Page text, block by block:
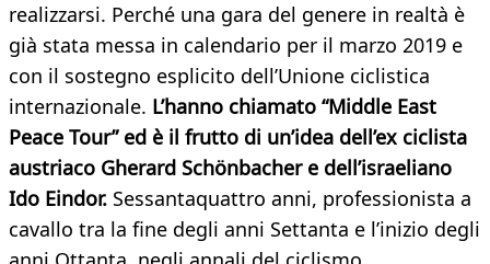
realizzarsi. Perché una gara del genere in realtà è
già stata messa in calendario per il marzo 2019 e
con il sostegno esplicito dell’Unione ciclistica
internazionale. L’hanno chiamato “Middle East
Peace Tour” ed è il frutto di un’idea dell’ex ciclista
austriaco Gherard Schönbacher e dell’israeliano
Ido Eindor. Sessantaquattro anni, professionista a
cavallo tra la fine degli anni Settanta e l’inizio degli